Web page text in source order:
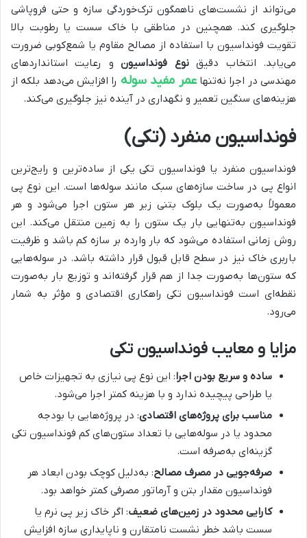
می‌تواند از نشست‌های ناهمگون ترک‌خوردگی سازه و حتی فروپاشی
جلوگیری کند. همچنین در مناطقی با خاک سست یا رطوبت بالا
تقویت فونداسیون با استفاده از مصالح مقاوم یا شمع‌کوبی ضرورت
می‌یابد. انتخاب دقیقنوع فونداسیونو رعایت استانداردهای
مهندسی در اجرا نه‌تنهاعمر مفید سوله را افزایش می‌دهد بلکه از
هزینه‌های سنگین تعمیر و نگهداری در آینده نیز جلوگیری می‌کند.
فونداسیون منفرد (تکی)
فونداسیون منفرد یا فونداسیون تکی یکی از ساده‌ترین و رایج‌ترین
انواع پی در ساخت سازه‌های سبک مانند سوله‌ها است. این نوع پی
معمولاً به‌صورت یک بلوک بتنی زیر هر ستون اجرا می‌شود و هر
فونداسیون به‌تنهایی بار یک ستون را به زمین منتقل می‌کند. این
روش زمانی استفاده می‌شود که بار وارده بر سازه کم باشد و ظرفیت
باربری خاک نیز در سطح قابل قبول قرار داشته باشد. در سوله‌هایی
که ستون‌ها به‌صورت جدا از هم قرار گرفته‌اند و توزیع بار به‌صورت
نقطه‌ای است فونداسیون تکی راهکاری اقتصادی و مؤثر به شمار
می‌رود.
مزایا و معایب فونداسیون تکی
ساده و سریع بودن اجرا: این نوع پی نیازی به تجهیزات خاص
یا طراحی پیچیده ندارد و با هزینه کمتر اجرا می‌شود.
مناسب برای پروژه‌های اقتصادی: در پروژه‌هایی با بودجه
محدود یا در سوله‌هایی با تعداد ستون‌های کم فونداسیون تکی
گزینه‌ای به‌صرفه است.
صرفه‌جویی در مصرف مصالح: به‌دلیل کوچک بودن ابعاد هر
فونداسیون مقدار بتن و آرماتور مصرفی کمتر خواهد بود.
کارایی محدود در زمین‌های ضعیف: اگر خاک زیر پی نرم یا
سست باشد خطر نشست نامتقارن و ناپایداری سازه افزایش